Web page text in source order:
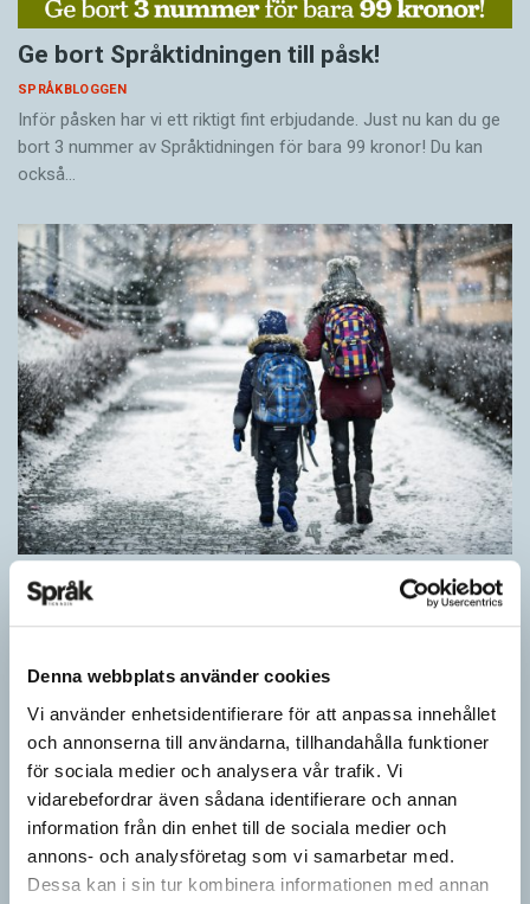
Denna webbplats använder cookies
Vi använder enhetsidentifierare för att anpassa innehållet
och annonserna till användarna, tillhandahålla funktioner
för sociala medier och analysera vår trafik. Vi
vidarebefordrar även sådana identifierare och annan
information från din enhet till de sociala medier och
annons- och analysföretag som vi samarbetar med.
Dessa kan i sin tur kombinera informationen med annan
Ge bort Språktidningen till påsk!
SPRÅKBLOGGEN
Inför påsken har vi ett riktigt fint erbjudande. Just nu kan du ge
bort 3 nummer av Språktidningen för bara 99 kronor! Du kan
också…
Särskolan byter namn
gymnasiesärskolan till anpassad gymnasieskola. En som har